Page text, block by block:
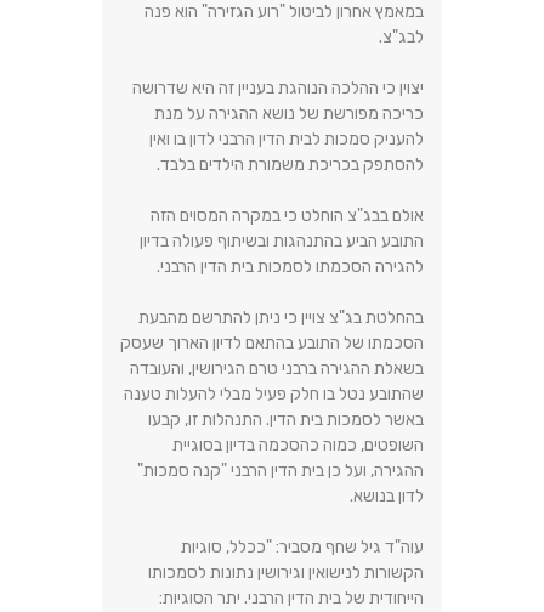
במאמץ אחרון לביטול "רוע הגזירה" הוא פנה
לבג"צ.
יצוין כי ההלכה הנוהגת בעניין זה היא שדרושה
כריכה מפורשת של נושא ההגירה על מנת
להעניק סמכות לבית הדין הרבני לדון בו ואין
להסתפק בכריכת משמורת הילדים בלבד.
אולם בבג"צ הוחלט כי במקרה המסוים הזה
התובע הביע בהתנהגות ובשיתוף פעולה בדיון
להגירה הסכמתו לסמכות בית הדין הרבני.
בהחלטת בג"צ צויין כי ניתן להתרשם מהבעת
הסכמתו של התובע בהתאם לדיון הארוך שעסק
בשאלת ההגירה ברבני טרם הגירושין, והעובדה
שהתובע נטל בו חלק פעיל מבלי להעלות טענה
באשר לסמכות בית הדין. התנהלות זו, קבעו
השופטים, כמוה כהסכמה בדיון בסוגיית
ההגירה, ועל כן בית הדין הרבני "קנה סמכות"
לדון בנושא.
עוה"ד גיל שחף מסביר: "ככלל, סוגיות
הקשורות לנישואין וגירושין נתונות לסמכותו
הייחודית של בית הדין הרבני. יתר הסוגיות: